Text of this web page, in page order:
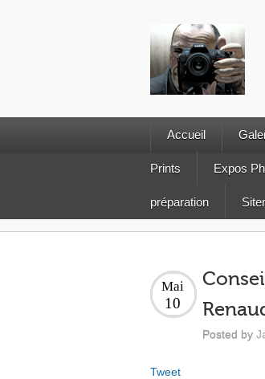
Accueil
Prints Expos
préparation
Mai
10
Posted by
Tweet